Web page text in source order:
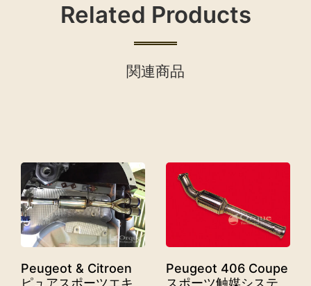
Related Products
関連商品
Peugeot & Citroen
ピュアスポーツエキ
Peugeot 406 Coupe
スポーツ触媒システ